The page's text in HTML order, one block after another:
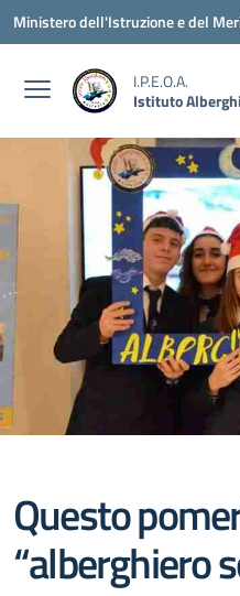
Vai ai contenuti
Vai al menu di navigazione
Vai al footer
Ministero dell'Istruzione e del
I.P.E.O.A.
Istituto
Questo
“alberghiero